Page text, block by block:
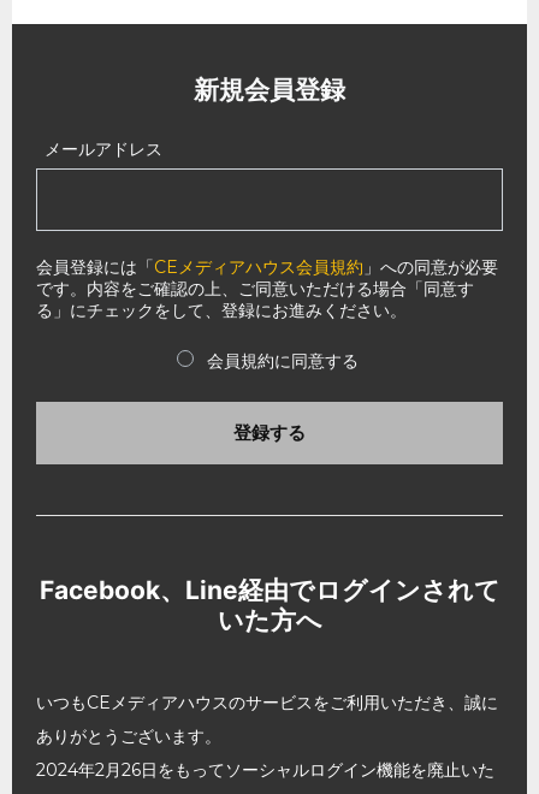
新規会員登録
メールアドレス
会員登録には「CEメディアハウス会員規約 」への同意が必要
です。内容をご確認の上、ご同意いただける場合「同意す
る」にチェックをして、登録にお進みください。
会員規約に同意する
登録する
Facebook、Line経由でログインされて
いた方へ
いつもCEメディアハウスのサービスをご利用いただき、誠に
ありがとうございます。
2024年2月26日をもってソーシャルログイン機能を廃止いた